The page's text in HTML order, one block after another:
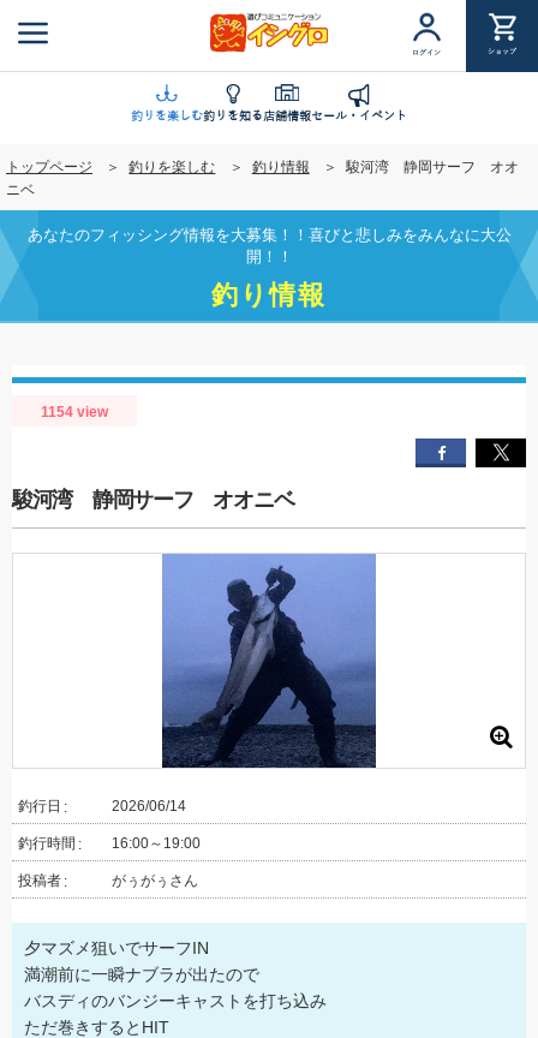
ン
ツ
移
動
ログイン ショップ
釣りを楽しむ釣りを知る店舗情報セール・イベント
トップページ 釣りを楽しむ 釣り情報
駿河湾 静岡サーフ オオ
ニベ
あなたのフィッシング情報を大募集！！喜びと悲しみをみんなに大公
開！！
釣り情報
1154 view
駿河湾 静岡サーフ オオニベ
釣行日 2026/06/14
釣行時間 16:00～19:00
投稿者 がぅがぅさん
夕マズメ狙いでサーフIN
満潮前に一瞬ナブラが出たので
バスディのバンジーキャストを打ち込み
ただ巻きするとHIT